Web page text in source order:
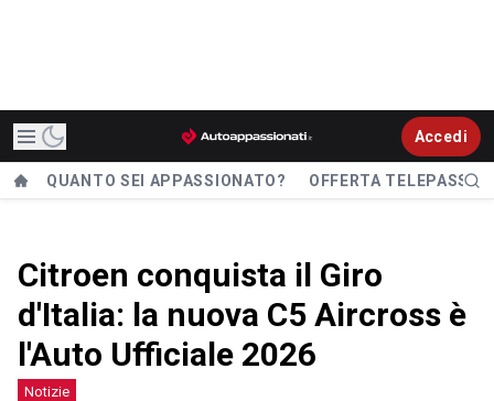
Accedi
QUANTO SEI APPASSIONATO? OFFERTA TELEPASS
Citroen conquista il Giro
d'Italia: la nuova C5 Aircross è
l'Auto Ufficiale 2026
Notizie